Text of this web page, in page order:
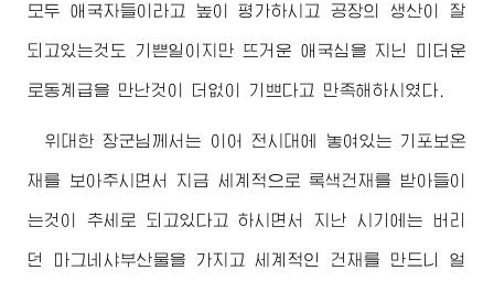
모두 애국자들이라고 높이 평가하시고 공장의 생산이 잘
되고있는것도 기쁜일이지만 뜨거운 애국심을 지닌 미더운
로동계급을 만난것이 더없이 기쁘다고 만족해하시였다.
위대한 장군님께서는 이어 전시대에 놓여있는 기포보온
재를 보아주시면서 지금 세계적으로 록색건재를 받아들이
는것이 추세로 되고있다고 하시면서 지난 시기에는 버리
던 마그네샤부산물을 가지고 세계적인 건재를 만드니 얼